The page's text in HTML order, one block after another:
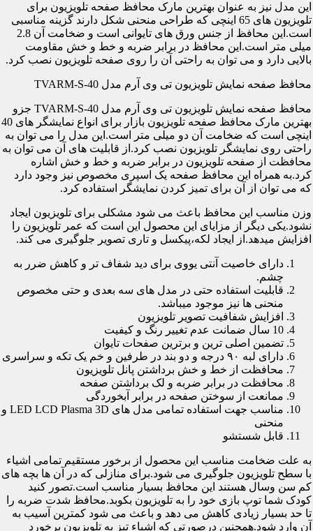
این مدل نیز به عنوان بهترین مارک محافظ صفحه تلویزیون برای
تلویزیون های 65 اینچی که طراحی منحنی شکل دارند گزینه مناسبی
است.این محافظ از جنس ورق های تایوانی است و ضخامت آن 2.8
میلی متر است.این محافظ در برابر ضربه و خط و خش مقاومت
بالایی دارد و می توان به راحتی آن را روی صفحه تلویزیون نصب کرد.
محافظ صفحه نمایش تلویزیون تی وی آرم مدل TVARM-S-40
محافظ صفحه نمایش تلویزیون تی وی آرم مدل TVARM-S-40 جزو
بهترین مارک محافظ صفحه تلویزیون بازار برای انواع نمایشگر های 40
اینچی است که ضخامت آن دو میلی متر است.این مدل را می توان به
راحتی روی نمایشگر تلویزیون نصب کرد.از قابلیت های آن می توان به
محافظت از صفحه تلویزیون در برابر ضربه و خط و خش اشاره
کرد.به همراه این محافظ صفحه یک اسپری مخصوص نیز وجود دارد
که می توان از آن برای تمیز کردن نمایشگر استفاده کرد.
وزن مناسب این محافظ باعث می شود مشکلی برای تلویزیون ایجاد
نشود.یکی دیگر از مزایای این محصول این است که عمر تلویزیون را
افزایش میدهد.از ایجاد لکه،پیکسل و تاری تصویر جلوگیری می کند.
دارای خاصیت آنتی یووی برای دید شفاف تر و کاهش ضرر به
چشم.
قابلیت استفاده حتی در مدل های سه بعدی و حتی مخصوص
منحنی ها نیز موجود میباشد.
افزایش شفافیت تصویر تلویزیون
10 سال ضمانت عدم تغییر رنگ و کیفیت
تضمین اصلی ترین و برترین صفحات تایوان
دارای لبه ۹۰ درجه و دو بند در طرفین و خم یک تکه و سراسری
محافظت از خط و خش برداشتن پانل تلویزیون
محافظت در برابر ضربه و لک برداشتن صفحه
ممانعت از سوختن صفحه در برابر آبخوردگی
مناسب جهت استفاده تمامی مدل های LED LCD Plasma 3D و
منحنی
قابل شستشو
به علت ضخامت مناسب این محصول از برخور مستقیم تمامی اشیاء
با سطح تلویزیون جلوگیری می شود.برای منازلی که در آن ها بچه های
کم سن وسال هستند این محافظ بسیار مناسب است.تصور کنید
کودک شما توپ بازی خود را به تلویزیون بکوبد.محافظ شدت ضربه را
تا حد بسیار زیادی کاهش می دهد و باعث می شود کمترین آسیب به
آن وارد شود.همچنین درصورتی که اشیاء تیز به تلویزیون برخورد